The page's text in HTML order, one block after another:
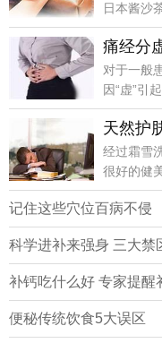
日本酱沙
等所有咸
痛经分
对于一般
因“虚”引
提供了一
天然护
经过霜雪
很好的健
可以使皮
记住这些穴位百病不侵
科学进补来强身 三大禁
补钙吃什么好 专家提醒
便秘传统饮食5大误区